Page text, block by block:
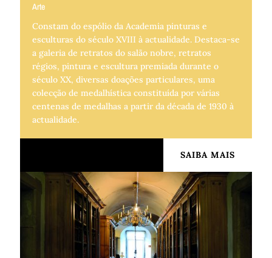
Arte
Constam do espólio da Academia pinturas e
esculturas do século XVIII à actualidade. Destaca-se
a galeria de retratos do salão nobre, retratos
régios, pintura e escultura premiada durante o
século XX, diversas doações particulares, uma
colecção de medalhística constituída por várias
centenas de medalhas a partir da década de 1930 à
actualidade.
SAIBA MAIS